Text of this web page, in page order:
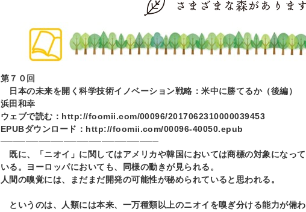
第７０回
日本の未来を開く科学技術イノベーション戦略：米中に勝てるか（後編）
浜田和幸
ウェブで読む： http://foomii.com/00096/2017062310000039453
EPUBダウンロード： http://foomii.com/00096-40050.epub
─────────────────────────
既に、「ニオイ」に関してはアメリカや韓国においては商標の対象になって
いる。ヨーロッパにおいても、同様の動きが見られる。
人間の嗅覚には、まだまだ開発の可能性が秘められていると思われる。
というのは、人類には本来、一万種類以上のニオイを嗅ぎ分ける能力が備わ